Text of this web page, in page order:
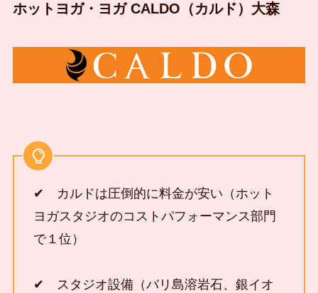
ホットヨガ・ヨガ CALDO（カルド）大森
✔ カルドは圧倒的に料金が安い（ホット
ヨガスタジオのコストパフォーマンス部門
で１位）
✔ スタジオ設備（バリ島溶岩石、銀イオ